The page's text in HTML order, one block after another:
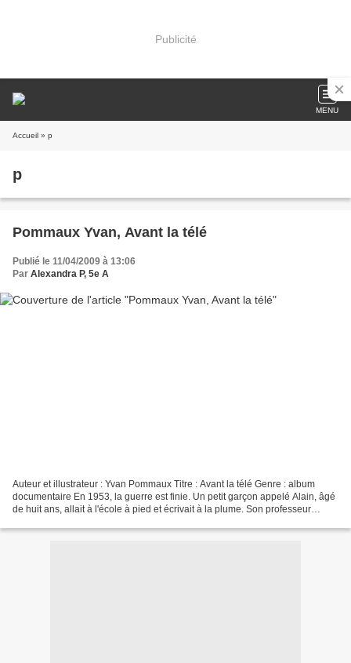
Publicité
MENU
Accueil » p
p
Pommaux Yvan, Avant la télé
Publié le 11/04/2009 à 13:06
Par Alexandra P, 5e A
Auteur et illustrateur : Yvan Pommaux Titre : Avant la télé Genre : album
documentaire En 1953, la guerre est finie. Un petit garçon appelé Alain, âgé
de huit ans, allait à l'école à pied et écrivait à la plume. Son professeur